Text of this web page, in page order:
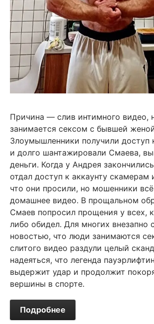
Причина — слив интимного видео,
занимается сексом с бывшей
Злоумышленники получили доступ
и долго шантажировали Смаева,
деньги. Когда у Андрея
отдал доступ к аккаунту скамерам
что они просили, но мошенники
домашнее видео. В прощальном
Смаев попросил прощения у всех,
либо обидел. Для многих внезапно
новостью, что люди занимаются
слитого видео раздули целый
надеяться, что легенда
выдержит удар и продолжит
вершины в спорте.
Подробнее